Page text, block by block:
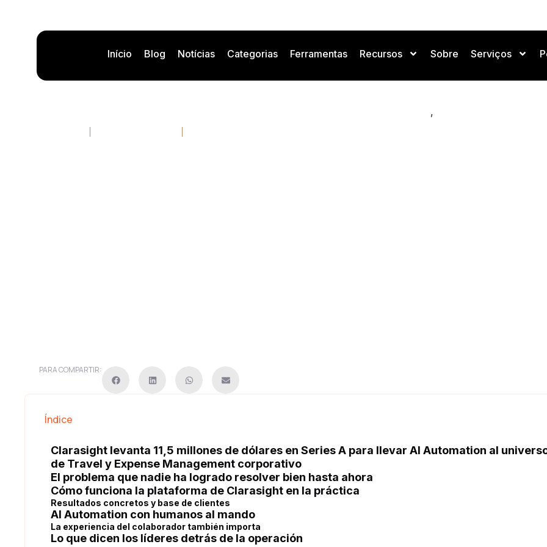
Início Blog Notícias Categorias Ferramentas Recursos Sobre Serviços
Clarasight recauda 11,5 millones de
artificial en viajes
,
PARA COMPARTIR:
Índice
Clarasight levanta 11,5 millones de dólares en Series A para llevar AI Automation al
de Travel y Expense Management corporativo
El problema que nadie ha logrado resolver bien hasta ahora
Cómo funciona la plataforma de Clarasight en la práctica
Resultados concretos y base de clientes
AI Automation con humanos al mando
La experiencia del colaborador también importa
Lo que dicen los líderes detrás de la operación